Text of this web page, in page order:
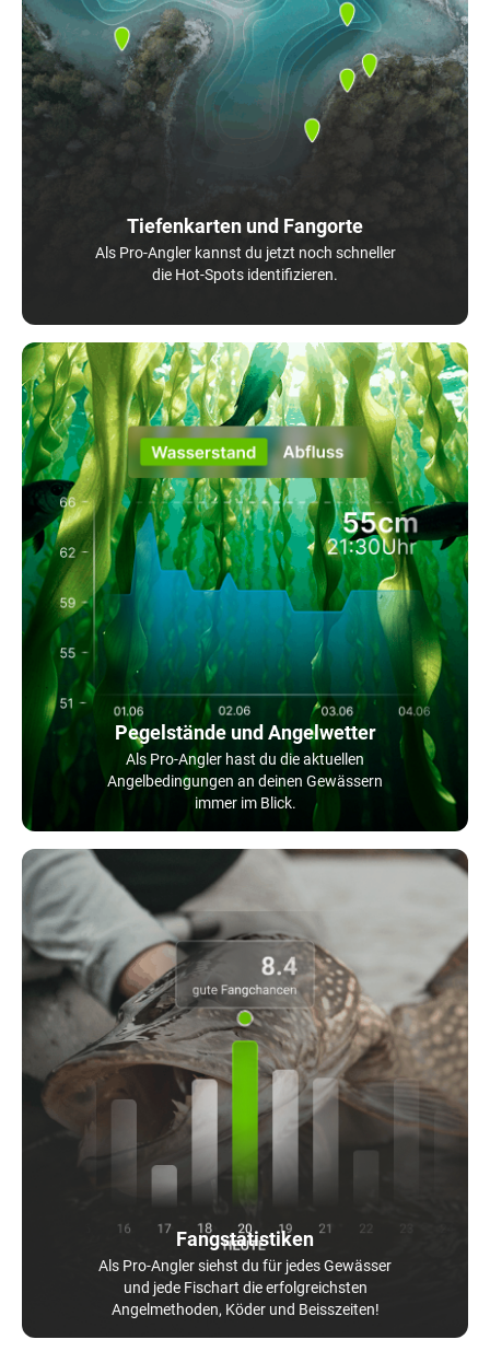
Tiefenkarten und Fangorte
Als Pro-Angler kannst du jetzt noch schneller
die Hot-Spots identifizieren.
Pegelstände und Angelwetter
Als Pro-Angler hast du die aktuellen
Angelbedingungen an deinen Gewässern
immer im Blick.
Fangstatistiken
Als Pro-Angler siehst du für jedes Gewässer
und jede Fischart die erfolgreichsten
Angelmethoden, Köder und Beisszeiten!